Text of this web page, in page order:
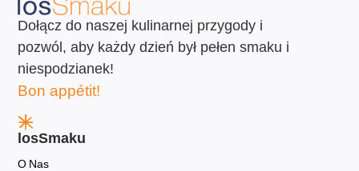
Dołącz do naszej kulinarnej przygody i
pozwól, aby każdy dzień był pełen smaku i
niespodzianek!
Bon appétit!
losSmaku
O Nas